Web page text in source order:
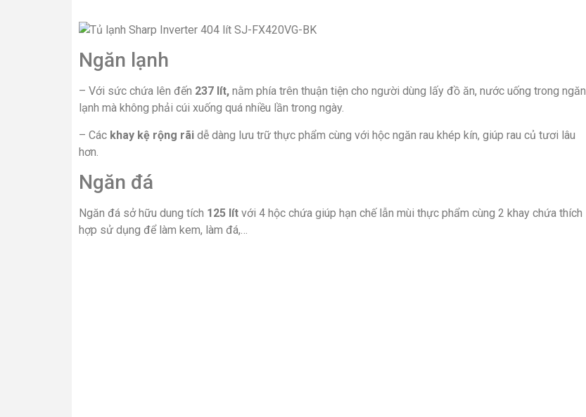
Ngăn lạnh
– Với sức chứa lên đến 237 lít, nằm phía trên thuận tiện cho người dùng lấy đồ ăn, nước uống trong ngăn
lạnh mà không phải cúi xuống quá nhiều lần trong ngày.
– Các khay kệ rộng rãi dễ dàng lưu trữ thực phẩm cùng với hộc ngăn rau khép kín, giúp rau củ tươi lâu
hơn.
Ngăn đá
Ngăn đá sở hữu dung tích 125 lít với 4 hộc chứa giúp hạn chế lẫn mùi thực phẩm cùng 2 khay chứa thích
hợp sử dụng để làm kem, làm đá,…